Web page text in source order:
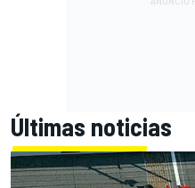
Últimas noticias